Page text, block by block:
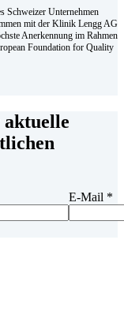
Schweizer Unternehmen
mit der Klinik Lengg AG
Anerkennung im Rahmen
Foundation for Quality
E-Mail *